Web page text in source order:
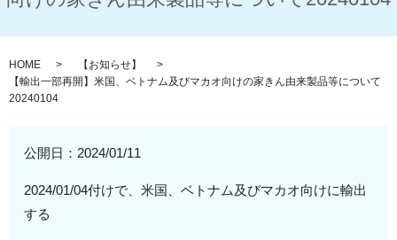
HOME
【お知らせ】
【輸出一部再開】米国、ベトナム及びマカオ向けの家きん由来製品等について
20240104
公開日： 2024/01/11
2024/01/04付けで、米国、ベトナム及びマカオ向けに輸出
する